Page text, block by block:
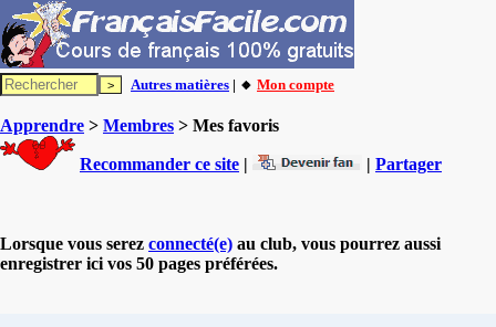
Autres matières | 🔸 Mon compte
Apprendre > Membres > Mes favoris
Recommander ce site | | Partager
Lorsque vous serez connecté(e) au club, vous pourrez aussi
enregistrer ici vos 50 pages préférées.